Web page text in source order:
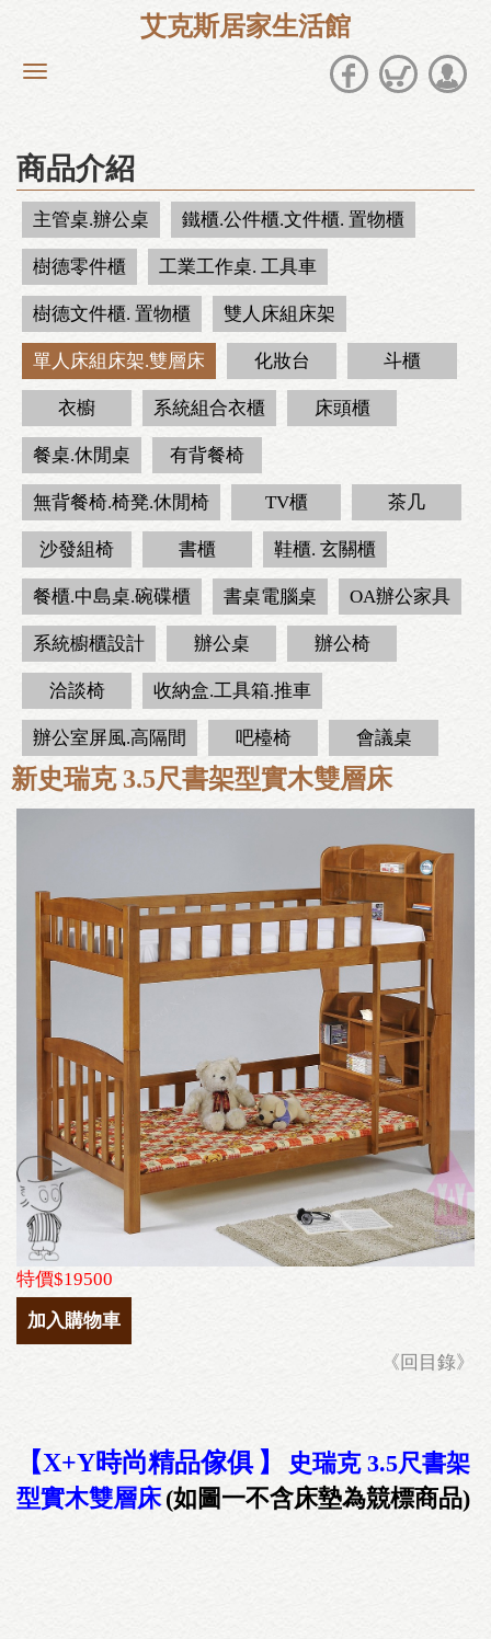
艾克斯居家生活館
商品介紹
主管桌.辦公桌 鐵櫃.公件櫃.文件櫃. 置物櫃
樹德零件櫃 工業工作桌. 工具車
樹德文件櫃. 置物櫃 雙人床組床架
單人床組床架.雙層床 化妝台 斗櫃
衣櫥 系統組合衣櫃 床頭櫃
餐桌.休閒桌 有背餐椅
無背餐椅.椅凳.休閒椅 TV櫃 茶几
沙發組椅 書櫃 鞋櫃. 玄關櫃
餐櫃.中島桌.碗碟櫃 書桌電腦桌 OA辦公家具
系統櫥櫃設計 辦公桌 辦公椅
洽談椅 收納盒.工具箱.推車
辦公室屏風.高隔間 吧檯椅 會議桌
新史瑞克 3.5尺書架型實木雙層床
特價$19500
加入購物車
《回目錄》
【X+Y時尚精品傢俱 】
史瑞克 3.5尺書架
型實木雙層床 (如圖一不含床墊為競標商品)